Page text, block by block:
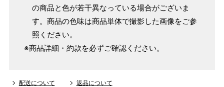
の商品と色が若干異なっている場合がございま
す。商品の色味は商品単体で撮影した画像をご参
照ください。
※商品詳細・約款を必ずご確認ください。
配送について 返品について